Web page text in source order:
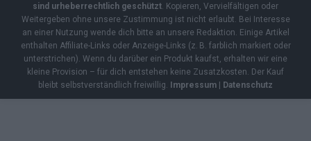
sind urheberrechtlich geschützt . Kopieren, Vervielfältigen oder
Weitergeben ohne unsere Zustimmung ist nicht erlaubt. Bei Interesse
an einer Nutzung wende dich bitte an unsere Redaktion. Einige Artikel
enthalten Affiliate-Links oder Anzeige-Links (z. B. farblich markiert oder
unterstrichen). Wenn du darüber ein Produkt kaufst, erhalten wir eine
kleine Provision – für dich entstehen keine Zusatzkosten. Der Kauf
bleibt selbstverständlich freiwillig. Impressum | Datenschutz